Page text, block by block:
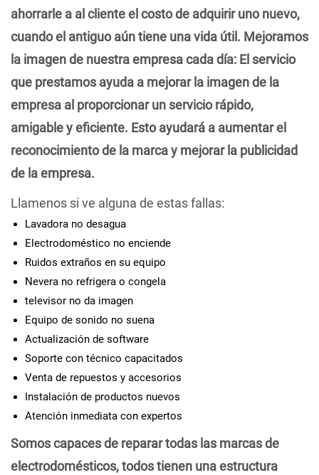
ahorrarle a al cliente el costo de adquirir uno nuevo,
cuando el antiguo aún tiene una vida útil. Mejoramos
la imagen de nuestra empresa cada día: El servicio
que prestamos ayuda a mejorar la imagen de la
empresa al proporcionar un servicio rápido,
amigable y eficiente. Esto ayudará a aumentar el
reconocimiento de la marca y mejorar la publicidad
de la empresa.
Llamenos si ve alguna de estas fallas:
Lavadora no desagua
Electrodoméstico no enciende
Ruidos extraños en su equipo
Nevera no refrigera o congela
televisor no da imagen
Equipo de sonido no suena
Actualización de software
Soporte con técnico capacitados
Venta de repuestos y accesorios
Instalación de productos nuevos
Atención inmediata con expertos
Somos capaces de reparar todas las marcas de
electrodomésticos, todos tienen una estructura